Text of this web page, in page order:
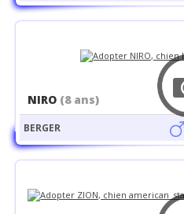
NIRO (8 ans)
BERGER